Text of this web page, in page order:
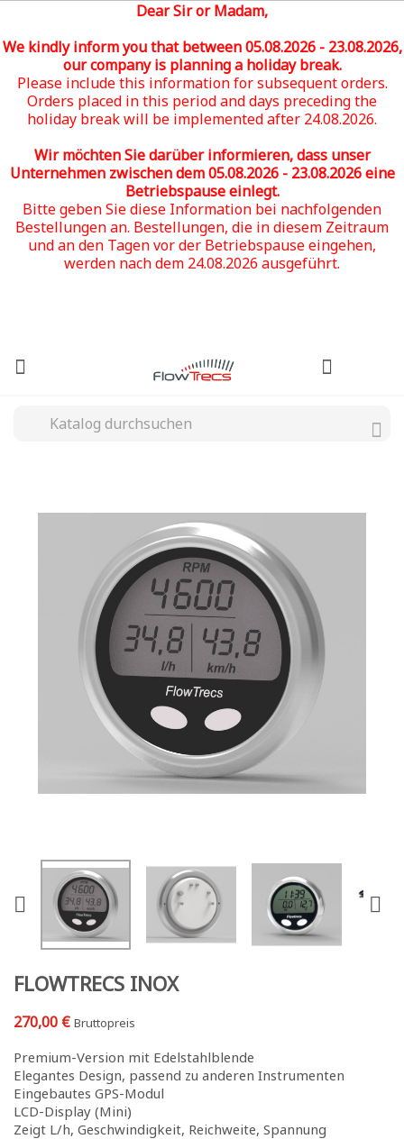
Dear Sir or Madam,
We kindly inform you that between 05.08.2026 - 23.08.2026,
our company is planning a holiday break.
Please include this information for subsequent orders.
Orders placed in this period and days preceding the
holiday break will be implemented after 24.08.2026.
Wir möchten Sie darüber informieren, dass unser
Unternehmen zwischen dem 05.08.2026 - 23.08.2026eine
Betriebspause einlegt.
Bitte geben Sie diese Information bei nachfolgenden
Bestellungen an. Bestellungen, die in diesem Zeitraum
und an den Tagen vor der Betriebspause eingehen,
werden nach dem 24.08.2026 ausgeführt.
 
FLOWTRECS INOX
270,00 € Bruttopreis
Premium-Version mit Edelstahlblende
Elegantes Design, passend zu anderen Instrumenten
Eingebautes GPS-Modul
LCD-Display (Mini)
Zeigt L/h, Geschwindigkeit, Reichweite, Spannung